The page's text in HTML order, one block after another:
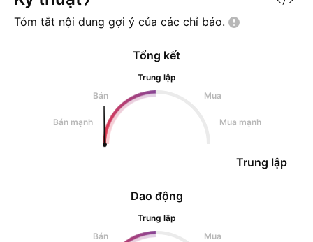
Tóm tắt nội dung gợi ý của các chỉ báo.
Dao động
Trung lập
Bán
Mua
Tổng kết
Trung lập
Bán
Mua
Bán mạnh Mua mạnh
Trung lập